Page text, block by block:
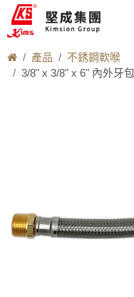
產品
不銹鋼軟喉
3/8" x 3/8" x 6" 內外牙